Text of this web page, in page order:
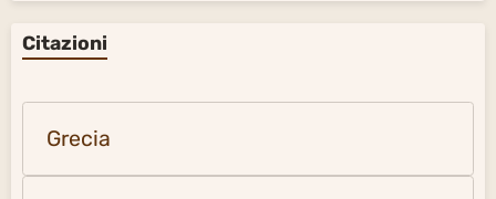
Citazioni
Grecia